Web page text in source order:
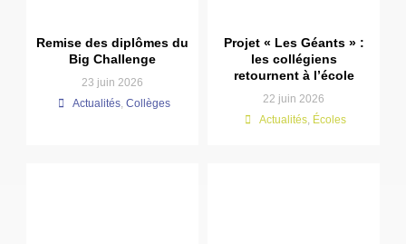
Remise des diplômes du
Big Challenge
23 juin 2026
Actualités, Collèges
Projet « Les Géants » :
les collégiens
retournent à l’école
22 juin 2026
Actualités, Écoles